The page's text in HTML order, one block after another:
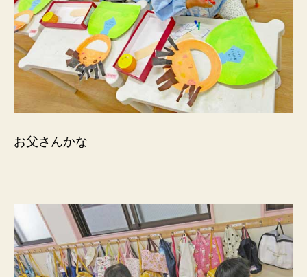
お父さんかな